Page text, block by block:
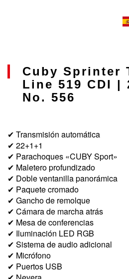
Cuby Sprinter
Line 519 CDI |
No. 556
✔ Transmisión automática
✔ 22+1+1
✔ Parachoques «CUBY Sport»
✔ Maletero profundizado
✔ Doble ventanilla panorámica
✔ Paquete cromado
✔ Gancho de remolque
✔ Cámara de marcha atrás
✔ Mesa de conferencias
✔ Iluminación LED RGB
✔ Sistema de audio adicional
✔ Micrófono
✔ Puertos USB